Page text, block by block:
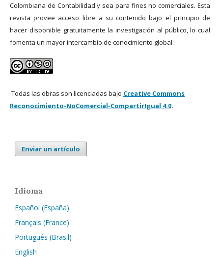
Colombiana de Contabilidad y sea para fines no comerciales. Esta
revista provee acceso libre a su contenido bajo el principio de
hacer disponible gratuitamente la investigación al público, lo cual
fomenta un mayor intercambio de conocimiento global.
Todas las obras son licenciadas bajo Creative Commons
Reconocimiento-NoComercial-CompartirIgual 4.0.
Enviar un artículo
Idioma
Español (España)
Français (France)
Português (Brasil)
English